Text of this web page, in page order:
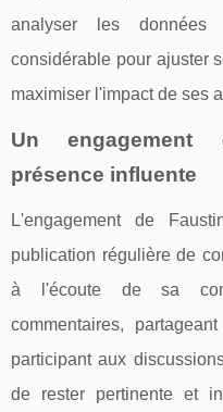
analyser les
considérable pour ajuster
maximiser l'impact de ses
Un
présence influente
L'engagement de
publication régulière de
à l'écoute de sa
commentaires,
participant aux
de rester pertinente et